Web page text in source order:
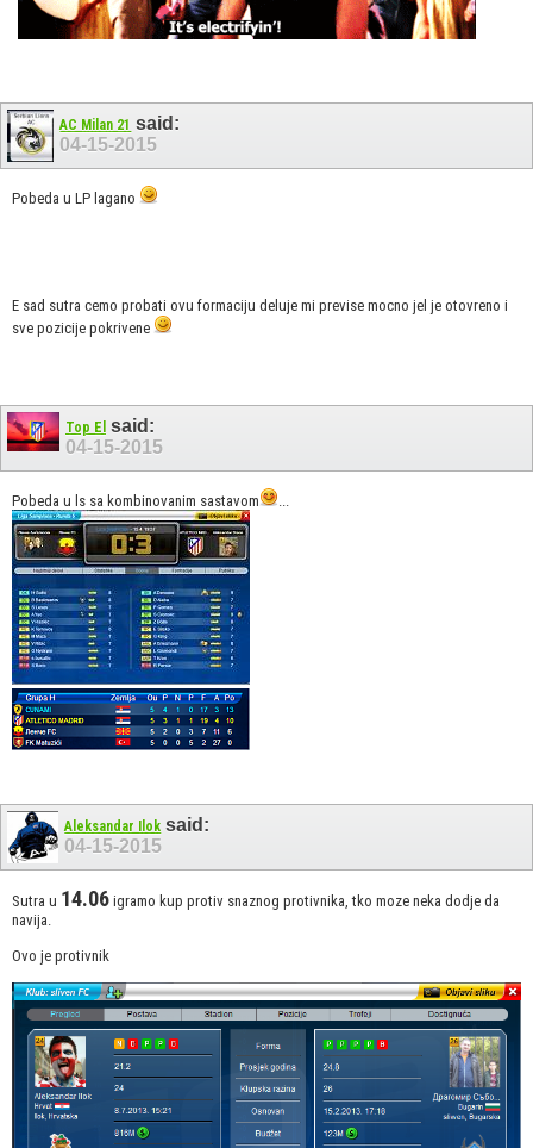
AC Milan 21 said:
04-15-2015
Pobeda u LP lagano
E sad sutra cemo probati ovu formaciju deluje mi previse mocno jel je otovreno i
sve pozicije pokrivene
Top El said:
04-15-2015
Pobeda u ls sa kombinovanim sastavom
Aleksandar Ilok said:
04-15-2015
Sutra u 14.06 igramo kup protiv snaznog protivnika, tko moze neka dodje da
navija.
Ovo je protivnik